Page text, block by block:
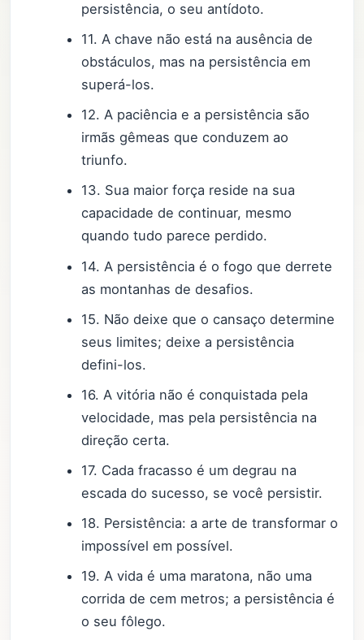
persistência, o seu antídoto.
11. A chave não está na ausência de
obstáculos, mas na persistência em
superá-los.
12. A paciência e a persistência são
irmãs gêmeas que conduzem ao
triunfo.
13. Sua maior força reside na sua
capacidade de continuar, mesmo
quando tudo parece perdido.
14. A persistência é o fogo que derrete
as montanhas de desafios.
15. Não deixe que o cansaço determine
seus limites; deixe a persistência
defini-los.
16. A vitória não é conquistada pela
velocidade, mas pela persistência na
direção certa.
17. Cada fracasso é um degrau na
escada do sucesso, se você persistir.
18. Persistência: a arte de transformar o
impossível em possível.
19. A vida é uma maratona, não uma
corrida de cem metros; a persistência é
o seu fôlego.